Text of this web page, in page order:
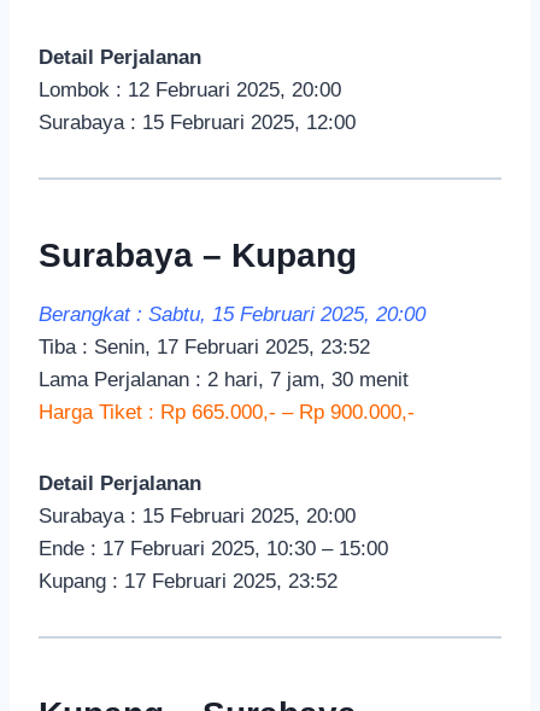
Detail Perjalanan
Lombok : 12 Februari 2025, 20:00
Surabaya : 15 Februari 2025, 12:00
Surabaya – Kupang
Berangkat : Sabtu, 15 Februari 2025, 20:00
Tiba : Senin, 17 Februari 2025, 23:52
Lama Perjalanan : 2 hari, 7 jam, 30 menit
Harga Tiket : Rp 665.000,- – Rp 900.000,-
Detail Perjalanan
Surabaya : 15 Februari 2025, 20:00
Ende : 17 Februari 2025, 10:30 – 15:00
Kupang : 17 Februari 2025, 23:52